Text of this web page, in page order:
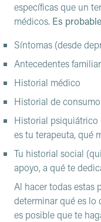
específicas que un
médicos. Es
Síntomas (desde
Antecedentes
Historial médico
Historial de
Historial psiquiátrico
es tu terapeuta, qué
Tu historial social
apoyo, a qué te
Al hacer todas estas
determinar qué es lo
es posible que te